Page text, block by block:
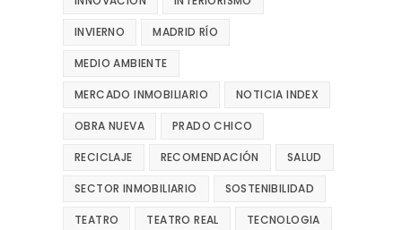
INVIERNO MADRID RÍO
MEDIO AMBIENTE
MERCADO INMOBILIARIO NOTICIA INDEX
OBRA NUEVA PRADO CHICO
RECICLAJE RECOMENDACIÓN SALUD
SECTOR INMOBILIARIO SOSTENIBILIDAD
TEATRO TEATRO REAL TECNOLOGIA